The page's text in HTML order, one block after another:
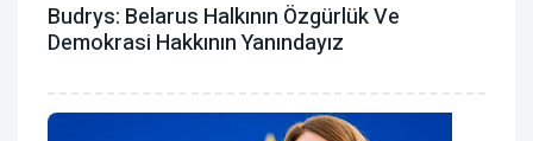
Budrys: Belarus Halkının Özgürlük Ve
Demokrasi Hakkının Yanındayız